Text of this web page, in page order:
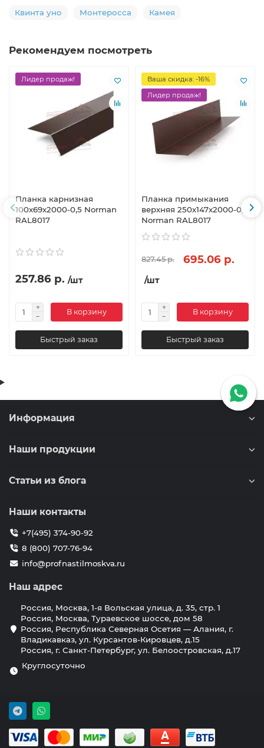
Квинта уно Монтеросса Камея
Рекомендуем посмотреть
Лидер продаж!
Планка карнизная
100х69х2000-0,5 Norman
RAL8017
257.86 р. /шт
В корзину
Быстрый заказ
Ваша скидка: -16%
Лидер продаж!
Планка примыкания
верхняя 250х147х2000-0,5
Norman RAL8017
827.45 р. 695.06 р.
/шт
В корзину
Быстрый заказ
Информация
Наши продукции
Статьи из блога
Наши контакты
+7(495) 374-90-92
8 (800) 707-76-94
info@profnastilmoskva.ru
Наш адрес
Россия, Москва, 1-я Вольская улица, д. 35, стр. 1
Россия, Москва, Тураевское шоссе, дом 58
Россия, Республика Северная Осетия — Алания, г.
Владикавказ, ул. Курсантов-Кировцев, д.15
Россия, г. Санкт-Петербург, ул. Белоостровская, д.17
Круглосуточно